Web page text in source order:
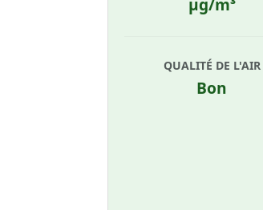
µg/m³
QUALITÉ DE L'AIR
Bon